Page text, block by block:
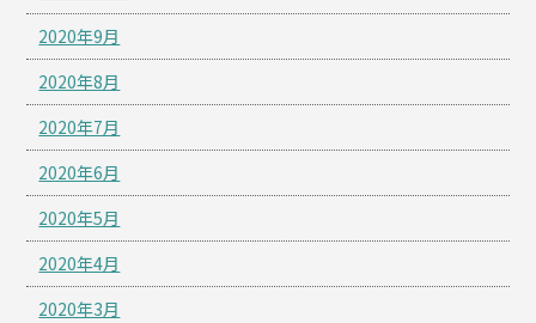
2020年9月
2020年8月
2020年7月
2020年6月
2020年5月
2020年4月
2020年3月